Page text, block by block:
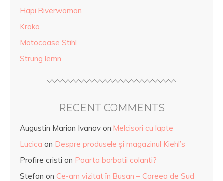
Hapi.Riverwoman
Kroko
Motocoase Stihl
Strung lemn
RECENT COMMENTS
Augustin Marian Ivanov on Melcisori cu lapte
Lucica on Despre produsele și magazinul Kiehl’s
Profire cristi on Poarta barbatii colanti?
Stefan on Ce-am vizitat în Busan – Coreea de Sud